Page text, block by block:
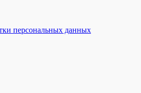
персональных данных